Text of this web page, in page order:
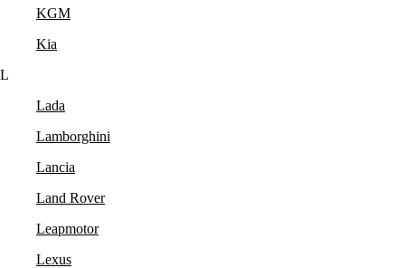
KGM
Kia
L
Lada
Lamborghini
Lancia
Land Rover
Leapmotor
Lexus